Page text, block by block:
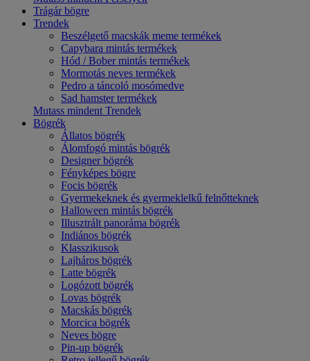
Trágár bögre
Trendek
Beszélgető macskák meme termékek
Capybara mintás termékek
Hód / Bober mintás termékek
Mormotás neves termékek
Pedro a táncoló mosómedve
Sad hamster termékek
Mutass mindent Trendek
Bögrék
Állatos bögrék
Álomfogó mintás bögrék
Designer bögrék
Fényképes bögre
Focis bögrék
Gyermekeknek és gyermeklelkű felnőtteknek
Halloween mintás bögrék
Illusztrált panoráma bögrék
Indiános bögrék
Klasszikusok
Lajháros bögrék
Latte bögrék
Logózott bögrék
Lovas bögrék
Macskás bögrék
Morcica bögrék
Neves bögre
Pin-up bögrék